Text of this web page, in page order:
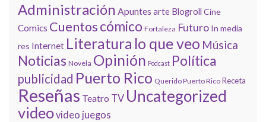
Administración Apuntes arte Blogroll Cine
Comics Cuentoscómico Fortaleza Futuro In media
res Internet Literatura lo que veo Música
Noticias Novela Opinión Podcast Política
publicidad Puerto Rico Querido Puerto Rico Receta
Reseñas Teatro TV Uncategorized
videovideo juegos